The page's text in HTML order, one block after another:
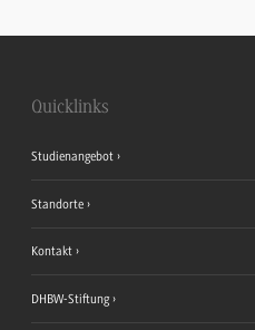
Quicklinks
Studienangebot
Standorte
Kontakt
DHBW-Stiftung